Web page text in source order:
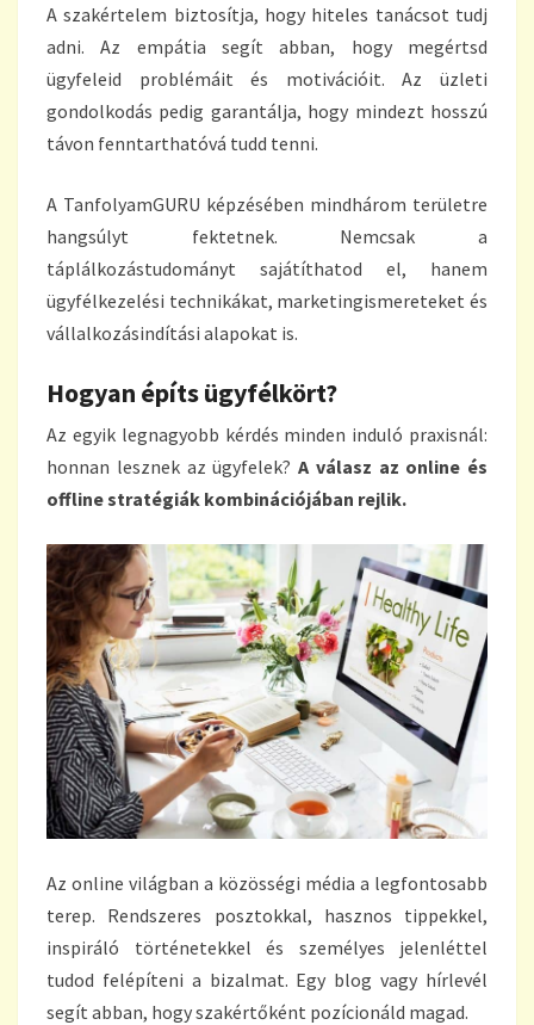
A szakértelem biztosítja, hogy hiteles tanácsot tudj
adni. Az empátia segít abban, hogy megértsd
ügyfeleid problémáit és motivációit. Az üzleti
gondolkodás pedig garantálja, hogy mindezt hosszú
távon fenntarthatóvá tudd tenni.
A TanfolyamGURU képzésében mindhárom területre
hangsúlyt fektetnek. Nemcsak a
táplálkozástudományt sajátíthatod el, hanem
ügyfélkezelési technikákat, marketingismereteket és
vállalkozásindítási alapokat is.
Hogyan építs ügyfélkört?
Az egyik legnagyobb kérdés minden induló praxisnál:
honnan lesznek az ügyfelek? A válasz az online és
offline stratégiák kombinációjában rejlik.
Az online világban a közösségi média a legfontosabb
terep. Rendszeres posztokkal, hasznos tippekkel,
inspiráló történetekkel és személyes jelenléttel
tudod felépíteni a bizalmat. Egy blog vagy hírlevél
segít abban, hogy szakértőként pozícionáld magad.